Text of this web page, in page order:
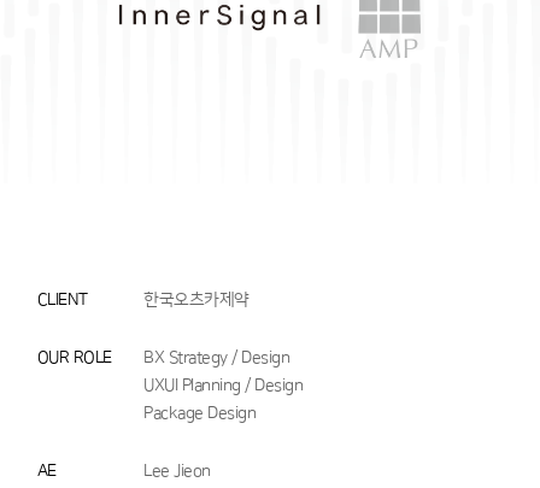
CLIENT 한국오츠카제약
OUR ROLE
BX Strategy / Design
UXUI Planning / Design
Package Design
AE
Lee Jieon